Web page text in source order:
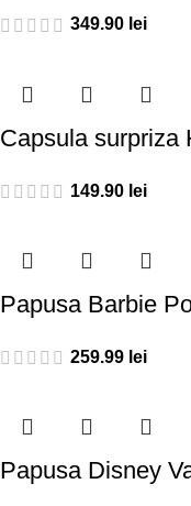
349.90 lei
Capsula surpriza
149.90 lei
Papusa Barbie
259.99 lei
Papusa Disney